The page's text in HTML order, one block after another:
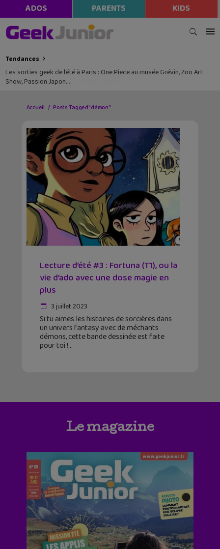
ADOS PARENTS KIDS
Tendances
Les sorties geek de l’été à Paris : One Piece au musée Grévin, Zoo Art
Show, Passion Japon…
Accueil Posts Tagged "démon"
Lecture d’été #3 : Fortuna (T1), ou la
vie d’ado avec une dose magie en
plus
3 juillet 2023
Si tu aimes les histoires de sorcières dans
un univers fantasy avec de méchants
démons, cette bande dessinée est faite
pour toi !
Le magazine